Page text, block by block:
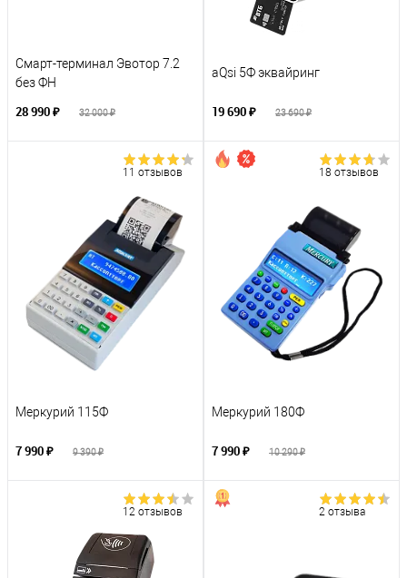
Смарт-терминал Эвотор 7.2
без ФН
28 990 ₽ 32 000 ₽
aQsi 5Ф эквайринг
19 690 ₽ 23 690 ₽
11 отзывов
Меркурий 115Ф
7 990 ₽ 9 390 ₽
18 отзывов
Меркурий 180Ф
7 990 ₽ 10 290 ₽
12 отзывов 2 отзыва